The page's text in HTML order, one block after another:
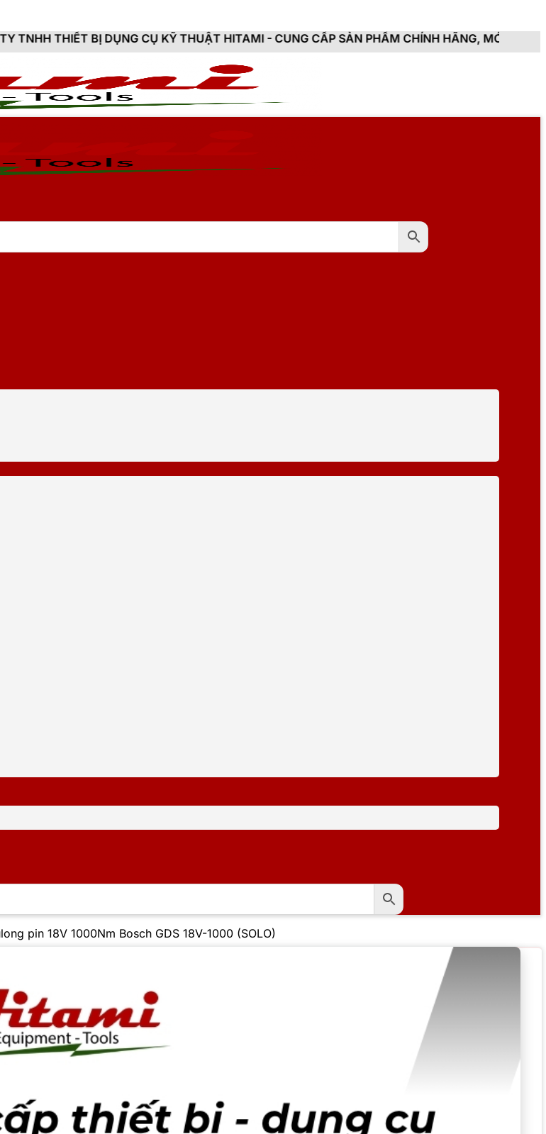
BỊ DỤNG CỤ KỸ THUẬT HITAMI - CUNG CẤP SẢN PHẨM CHÍNH HÃNG, MỚI 100%, ĐẦY ĐỦ
pin 18V 1000Nm Bosch GDS 18V-1000 (SOLO)